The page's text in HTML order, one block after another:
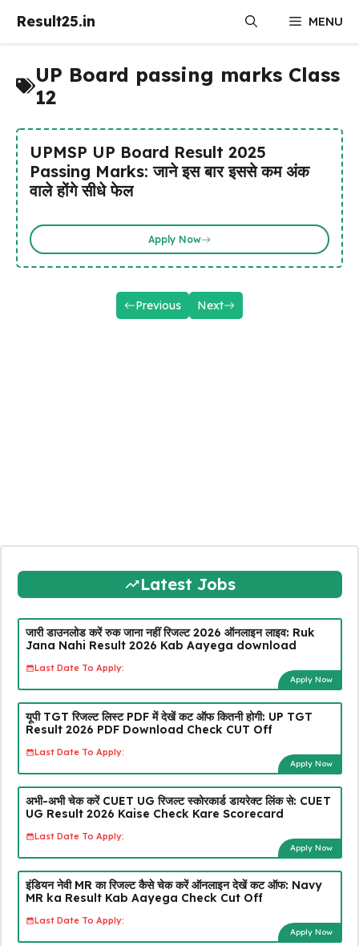
Result25.in MENU
UP Board passing marks Class
12
UPMSP UP Board Result 2025
Passing Marks: जाने इस बार इससे कम अंक
वाले होंगे सीधे फेल
Apply Now
Previous Next
Latest Jobs
जारी डाउनलोड करें रुक जाना नहीं रिजल्ट 2026 ऑनलाइन लाइव: Ruk
Jana Nahi Result 2026 Kab Aayega download
Last Date To Apply:
Apply Now
यूपी TGT रिजल्ट लिस्ट PDF में देखें कट ऑफ कितनी होगी: UP TGT
Result 2026 PDF Download Check CUT Off
Last Date To Apply:
Apply Now
अभी-अभी चेक करें CUET UG रिजल्ट स्कोरकार्ड डायरेक्ट लिंक से: CUET
UG Result 2026 Kaise Check Kare Scorecard
Last Date To Apply:
Apply Now
इंडियन नेवी MR का रिजल्ट कैसे चेक करें ऑनलाइन देखें कट ऑफ: Navy
MR ka Result Kab Aayega Check Cut Off
Last Date To Apply:
Apply Now